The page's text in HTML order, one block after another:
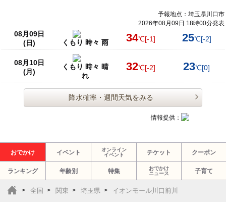
予報地点：埼玉県川口市
2026年08月09日 18時00分発表
08月09日
(日)
くもり 時々 雨 34℃[-1] 25℃[-2]
08月10日
(月)
くもり 時々 晴
れ
32℃[-2] 23℃[0]
降水確率・週間天気をみる
情報提供：
おでかけ イベント
オンライン
イベント
チケット クーポン
ランキング 年齢別 特集
おでかけ
ニュース
子育て
全国 関東 埼玉県 イオンモール川口前川